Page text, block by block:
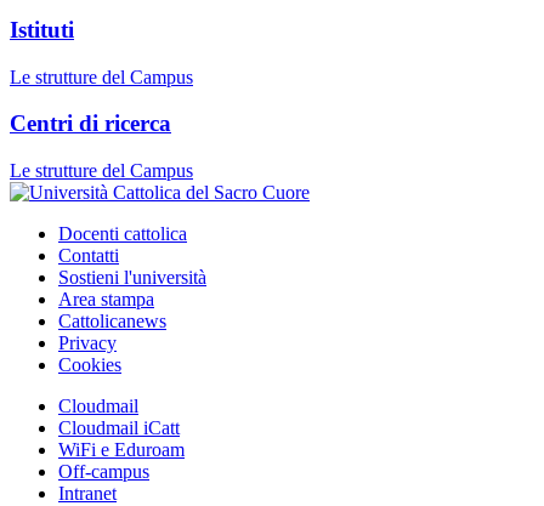
Istituti
Le strutture del Campus
Centri di ricerca
Le strutture del Campus
Docenti cattolica
Contatti
Sostieni l'università
Area stampa
Cattolicanews
Privacy
Cookies
Cloudmail
Cloudmail iCatt
WiFi e Eduroam
Off-campus
Intranet